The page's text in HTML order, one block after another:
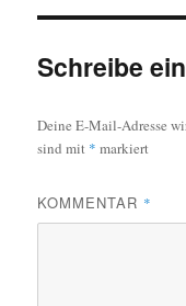
Schreibe
Deine E-Mail-Adresse
sind mit * markiert
KOMMENTAR *